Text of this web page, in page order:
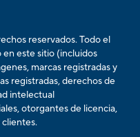
reservados. Todo el
este sitio (incluidos
marcas registradas y
registradas, derechos de
intelectual
otorgantes de licencia,